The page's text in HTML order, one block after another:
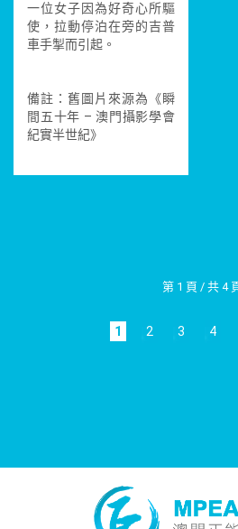
一位女子因為好奇心所驅
使，拉動停泊在旁的吉普
車手掣而引起。
備註：舊圖片來源為《瞬
間五十年 – 澳門攝影學會
紀實半世紀》
第 1 頁 / 共 4
1 2 3 4